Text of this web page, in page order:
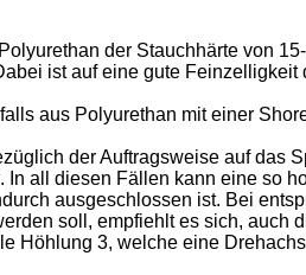
der Stauchhärte von
ist auf eine gute
aus Polyurethan mit einer
der Auftragsweise auf das
all diesen Fällen kann eine so
ausgeschlossen ist. Bei
soll, empfiehlt es sich, auch
3, welche eine